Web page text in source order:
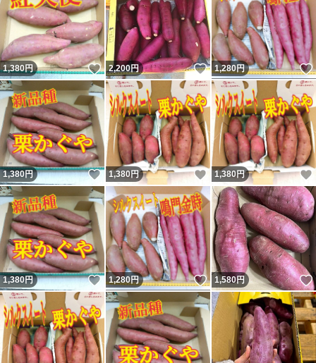
1,380円 いいね！
2,200円 いいね！
1,280円
1,380円 いいね！
1,380円 いいね！
1,380円
1,380円 いいね！
1,280円 いいね！
1,580円